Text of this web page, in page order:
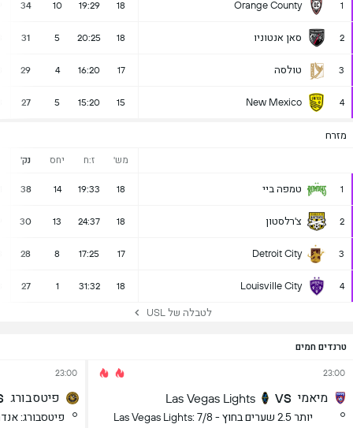
1
Orange County
18
19:29
10
34
2 סאן אנטוניו 18
20:25
5
31
3 טולסה 17
16:20
4
29
4
New Mexico
15
15:20
5
27
מזרח
מש' ז:ח יחס נק'
1 טמפה ביי 18
19:33
14
38
2 צ'רלסטון 18
24:37
13
30
3
Detroit City
17
17:25
8
28
4
Louisville City
18
31:32
1
27
לטבלה של USL
טרנדים חמים
23:00
מיאמי VS
Las Vegas Lights
Las Vegas Lights: יותר 2.5 שערים בחוץ - 7/8
23:00
פיטסבורג